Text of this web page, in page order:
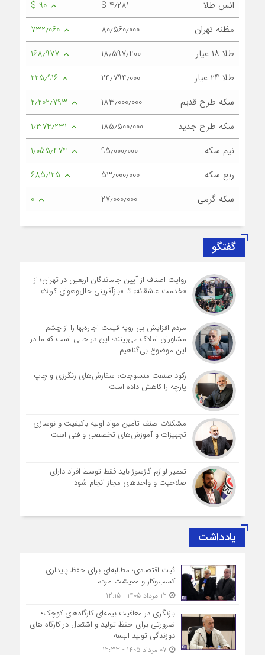
انس طلا $ 4٫281
$ 90
مظنه تهران
80٫560٫000
732٫060
طلا ۱۸ عیار
18٫597٫400
168٫977
طلا ۲۴ عیار
24٫794٫000
225٫916
سکه طرح قدیم
183٫000٫000
2٫202٫793
سکه طرح جدید
185٫500٫000
1٫374٫231
نیم سکه
95٫000٫000
1٫055٫474
ربع سکه
53٫000٫000
685٫125
سکه گرمی
27٫000٫000 0
گفتگو
روایت اصناف از آیین جاماندگان اربعین در تهران؛ از
«خدمت عاشقانه» تا «بازآفرینی حال‌وهوای کربلا»
مردم افزایش بی رویه قیمت اجاره‌بها را از چشم
مشاوران املاک می‌بینند؛ این در حالی است که ما در
این موضوع بی‌گناهیم
رکود صنعت منسوجات، سفارش‌های رنگرزی و چاپ
پارچه را کاهش داده است
مشکلات صنف تأمین مواد اولیه باکیفیت و نوسازی
تجهیزات و آموزش‌های تخصصی و فنی است
تعمیر لوازم گازسوز باید فقط توسط افراد دارای
صلاحیت و واحدهای مجاز انجام شود
یادداشت
ثبات اقتصادی؛ مطالبه‌ای برای حفظ پایداری
کسب‌وکار و معیشت مردم
بازنگری در معافیت بیمه‌ای کارگاه‌های کوچک؛
ضرورتی برای حفظ تولید و اشتغال در کارگاه های
دوزندگی تولید البسه